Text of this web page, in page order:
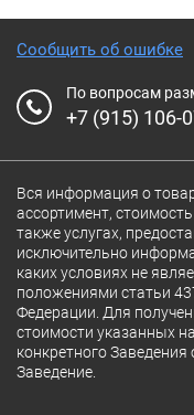
Сообщить об ошибке
По вопросам
+7 (915) 106-
Вся информация о
ассортимент,
также услугах,
исключительно
каких условиях не
положениями статьи
Федерации. Для
стоимости указанных
конкретного
Заведение.